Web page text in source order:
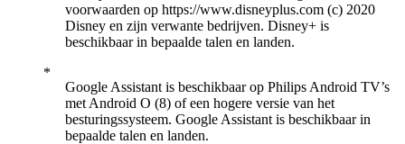
voorwaarden op https://www.disneyplus.com (c) 2020
Disney en zijn verwante bedrijven. Disney+ is
beschikbaar in bepaalde talen en landen.
Google Assistant is beschikbaar op Philips Android TV’s
met Android O (8) of een hogere versie van het
besturingssysteem. Google Assistant is beschikbaar in
bepaalde talen en landen.